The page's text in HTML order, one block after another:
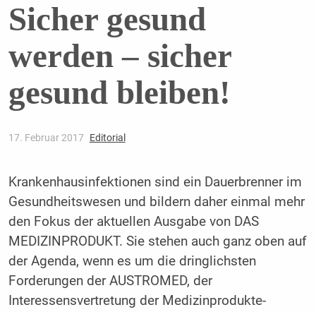
Sicher gesund
werden – sicher
gesund bleiben!
17. Februar 2017 Editorial
Krankenhausinfektionen sind ein Dauerbrenner im
Gesundheitswesen und bildern daher einmal mehr
den Fokus der ­aktuellen Ausgabe von DAS
MEDIZINPRODUKT. Sie ­stehen auch ganz oben auf
der Agenda, wenn es um die ­dringlichsten
Forderungen der AUSTROMED, der
Interessensvertretung der Medizinprodukte-